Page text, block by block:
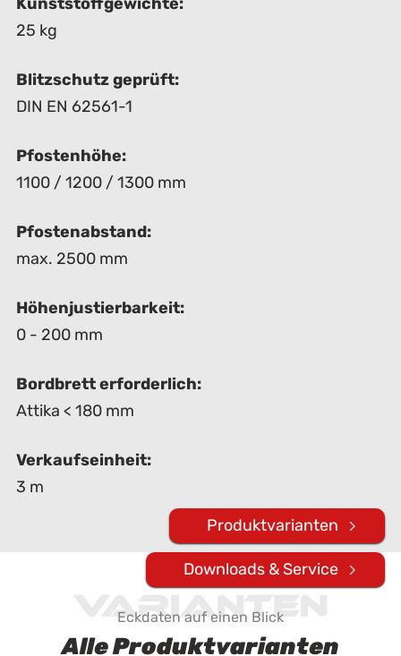
25 kg
Blitzschutz geprüft:
DIN EN 62561-1
Pfostenhöhe:
1100 / 1200 / 1300 mm
Pfostenabstand:
max. 2500 mm
Höhenjustierbarkeit:
0 - 200 mm
Bordbrett erforderlich:
Attika < 180 mm
Verkaufseinheit:
3 m
Produktvarianten
Downloads & Service
Varianten
Eckdaten auf einen Blick
Alle Produktvarianten